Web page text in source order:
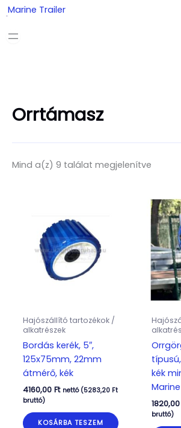
Skip
to
content
Marine Trailer
Orrtámasz
Mind a(z) 9 találat megjelenítve
Hajószállító tartozékok /
alkatrészek
Bordás kerék, 5″,
125x75mm, 22mm
átmérő, kék
4160,00 Ft nettó (5283,20 Ft
bruttó)
KOSÁRBA TESZEM
kék
1820,00
bruttó)